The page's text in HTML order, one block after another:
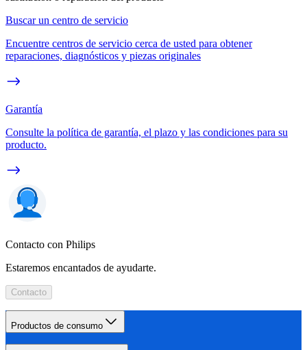
Buscar un centro de servicio
Encuentre centros de servicio cerca de usted para obtener
reparaciones, diagnósticos y piezas originales
Garantía
Consulte la política de garantía, el plazo y las condiciones para su
producto.
Contacto con Philips
Estaremos encantados de ayudarte.
Contacto
Productos de consumo